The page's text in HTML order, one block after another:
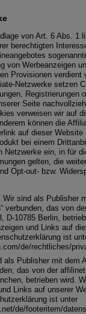
von Art. 6 Abs. 1
berechtigten
von Werbeanzeigen
Provisionen verdient
Netzwerke setzen
Registrierungen
Seite
verweisen wir auf
können die
auf dieser Website
bei einem
Netzwerke ein, in für
gelten, die
Opt-out- bzw.
Wir sind als Publisher
verbunden, das von
D-10785 Berlin,
und Links auf
ist
de/rechtliches/
als Publisher mit dem
das von der
betrieben wird.
Links auf unserer
ist unter
de/footeritem/